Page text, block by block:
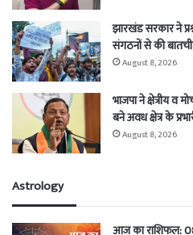
झारखंड सरकार ने
संगठनों से की
August 8, 2026
भाजपा ने क्षेत्रीय व
बने अवध क्षेत्र के
August 8, 2026
Astrology
आज का राशिफल: